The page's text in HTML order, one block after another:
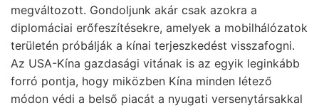
megváltozott. Gondoljunk akár csak azokra a
diplomáciai erőfeszítésekre, amelyek a mobilhálózatok
területén próbálják a kínai terjeszkedést visszafogni.
Az USA-Kína gazdasági vitának is az egyik leginkább
forró pontja, hogy miközben Kína minden létező
módon védi a belső piacát a nyugati versenytársakkal